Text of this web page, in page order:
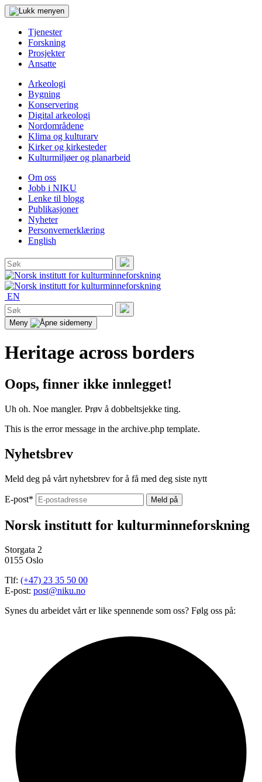
Tjenester
Forskning
Prosjekter
Ansatte
Arkeologi
Bygning
Konservering
Digital arkeologi
Nordområdene
Klima og kulturarv
Kirker og kirkesteder
Kulturmiljøer og planarbeid
Om oss
Jobb i NIKU
Lenke til blogg
Publikasjoner
Nyheter
Personvernerklæring
English
Søk
etter:
Søk
EN
Søk
etter:
Søk
Meny
Heritage across borders
Oops, finner ikke innlegget!
Uh oh. Noe mangler. Prøv å dobbeltsjekke ting.
This is the error message in the archive.php template.
Nyhetsbrev
Meld deg på vårt nyhetsbrev for å få med deg siste nytt
E-post*
Norsk institutt for kulturminneforskning
Storgata 2
0155 Oslo
Tlf: (+47) 23 35 50 00
E-post: post@niku.no
Synes du arbeidet vårt er like spennende som oss? Følg oss på: